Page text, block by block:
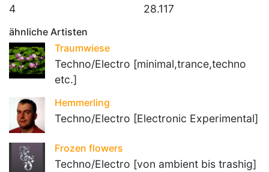
4
28.117
ähnliche Artisten
Traumwiese
Techno/Electro [minimal,trance,techno
etc.]
Hemmerling
Techno/Electro [Electronic Experimental]
Frozen flowers
Techno/Electro [von ambient bis trashig]